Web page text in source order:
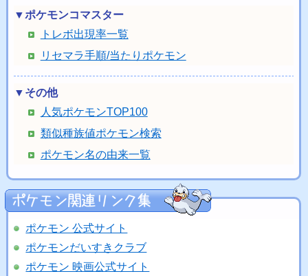
▼ポケモンコマスター
トレボ出現率一覧
リセマラ手順/当たりポケモン
▼その他
人気ポケモンTOP100
類似種族値ポケモン検索
ポケモン名の由来一覧
ポケモン 公式サイト
ポケモンだいすきクラブ
ポケモン 映画公式サイト